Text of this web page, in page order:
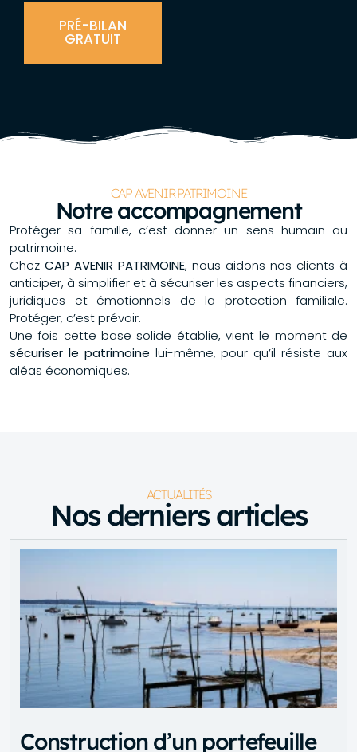
PRÉ-BILAN
GRATUIT
CAP AVENIR PATRIMOINE
Notre accompagnement
Protéger sa famille, c’est donner un sens humain au
patrimoine.
Chez CAP AVENIR PATRIMOINE, nous aidons nos clients à
anticiper, à simplifier et à sécuriser les aspects financiers,
juridiques et émotionnels de la protection familiale.
Protéger, c’est prévoir.
Une fois cette base solide établie, vient le moment de
sécuriser le patrimoine lui-même, pour qu’il résiste aux
aléas économiques.
ACTUALITÉS
Nos derniers articles
Construction d’un portefeuille